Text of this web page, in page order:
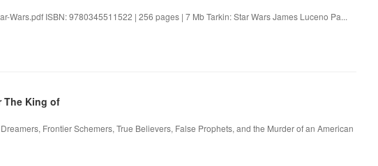
Wars.pdf ISBN: 9780345511522 | 256 pages | 7 Mb Tarkin: Star Wars James Luceno Pa...
The King of
Frontier Schemers, True Believers, False Prophets, and the Murder of an American